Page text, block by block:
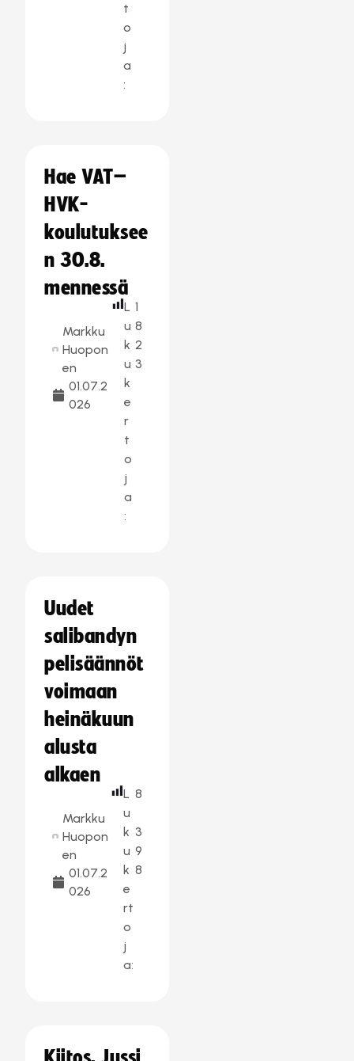
t
o
j
a
:
Hae VAT–
HVK-
koulutuksee
n 30.8.
mennessä
Markku
Huopon
en
01.07.2
026
L
u
k
u
k
e
r
t
o
j
a
:
1
8
2
3
Uudet
salibandyn
pelisäännöt
voimaan
heinäkuun
alusta
alkaen
Markku
Huopon
en
01.07.2
026
L
u
k
u
k
e
rt
o
j
a:
8
3
9
8